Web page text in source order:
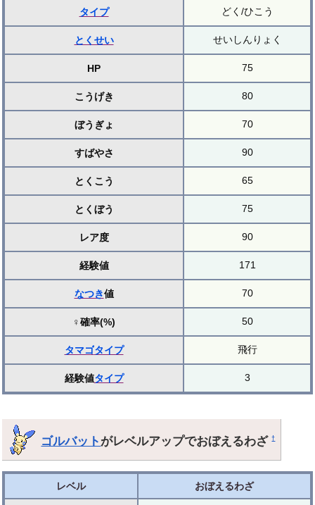
タイプ どく/ひこう
とくせい せいしんりょく
HP 75
こうげき 80
ぼうぎょ 70
すばやさ 90
とくこう 65
とくぼう 75
レア度 90
経験値 171
なつき値 70
♀確率(%) 50
タマゴタイプ 飛行
経験値タイプ 3
ゴルバットがレベルアップでおぼえるわざ†
レベル おぼえるわざ